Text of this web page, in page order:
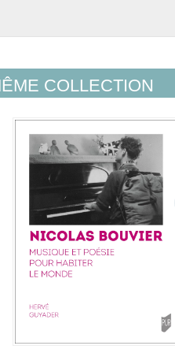
COLLECTION